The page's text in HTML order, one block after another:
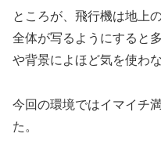
ところが、飛行機は地上
全体が写るようにすると
や背景によほど気を使わ
今回の環境ではイマイチ
た。